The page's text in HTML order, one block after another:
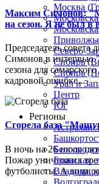
Максим Симонов:
на сезон. Я не был в
Председатель
Симонов в интервью
сезона для
кадровой ошибке...
Сгорела база
В ночь на 26 июля
Пожар уничтожил
футболисты. А вода,
Москва
Северо-
Сибирь
Сибирь
Урал и
Центр
Юг
Регионы
Брянская